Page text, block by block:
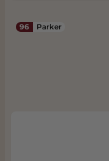
96 Parker